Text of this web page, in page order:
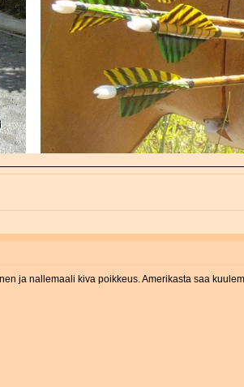
ja nallemaali kiva poikkeus. Amerikasta saa